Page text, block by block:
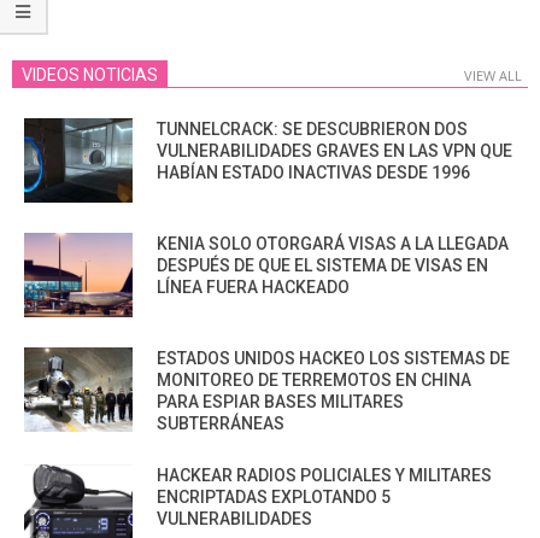
VIDEOS NOTICIAS VIEW ALL
TUNNELCRACK: SE DESCUBRIERON DOS
VULNERABILIDADES GRAVES EN LAS VPN QUE
HABÍAN ESTADO INACTIVAS DESDE 1996
KENIA SOLO OTORGARÁ VISAS A LA LLEGADA
DESPUÉS DE QUE EL SISTEMA DE VISAS EN
LÍNEA FUERA HACKEADO
ESTADOS UNIDOS HACKEO LOS SISTEMAS DE
MONITOREO DE TERREMOTOS EN CHINA
PARA ESPIAR BASES MILITARES
SUBTERRÁNEAS
HACKEAR RADIOS POLICIALES Y MILITARES
ENCRIPTADAS EXPLOTANDO 5
VULNERABILIDADES